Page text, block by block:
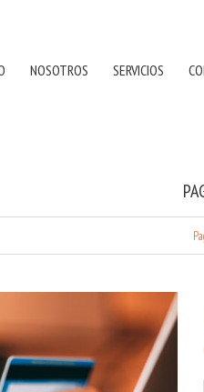
NOSOTROS SERVICIOS